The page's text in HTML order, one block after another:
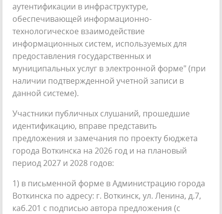
аутентификации в инфраструктуре,
обеспечивающей информационно-
технологическое взаимодействие
информационных систем, используемых для
предоставления государственных и
муниципальных услуг в электронной форме" (при
наличии подтвержденной учетной записи в
данной системе).
Участники публичных слушаний, прошедшие
идентификацию, вправе представить
предложения и замечания по проекту бюджета
города Воткинска на 2026 год и на плановый
период 2027 и 2028 годов:
1) в письменной форме в Администрацию города
Воткинска по адресу: г. Воткинск, ул. Ленина, д.7,
каб.201 с подписью автора предложения (с